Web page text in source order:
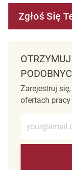
Zgłoś Się
Zarejestruj
ofertach pracy